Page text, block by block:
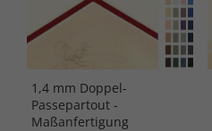
1,4 mm Doppel-
Passepartout -
Maßanfertigung